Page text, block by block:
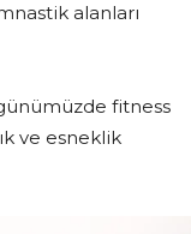
alanları
fitness
ve esneklik